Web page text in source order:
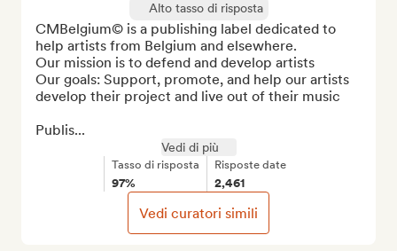
Alto tasso di risposta
CMBelgium© is a publishing label dedicated to
help artists from Belgium and elsewhere.
Our mission is to defend and develop artists
Our goals: Support, promote, and help our artists
develop their project and live out of their music
Publis...
Vedi di più
Tasso di risposta
97%
Risposte date
2,461
Vedi curatori simili